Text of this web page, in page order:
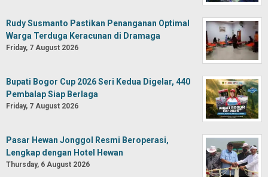
Rudy Susmanto Pastikan Penanganan Optimal
Warga Terduga Keracunan di Dramaga
Friday, 7 August 2026
Bupati Bogor Cup 2026 Seri Kedua Digelar, 440
Pembalap Siap Berlaga
Friday, 7 August 2026
Pasar Hewan Jonggol Resmi Beroperasi,
Lengkap dengan Hotel Hewan
Thursday, 6 August 2026